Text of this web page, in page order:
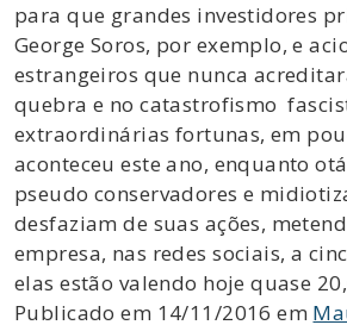
para que grandes investidores
George Soros, por exemplo, e
estrangeiros que nunca
quebra e no catastrofismo
extraordinárias fortunas, em
aconteceu este ano, enquanto
pseudo conservadores e
desfaziam de suas ações,
empresa, nas redes sociais, a
elas estão valendo hoje quase
Publicado em 14/11/2016 em